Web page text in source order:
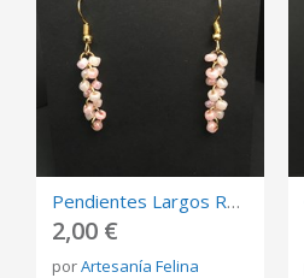
Pendientes Largos Rocalla Tonos Rosa
2,00 €
porArtesanía Felina